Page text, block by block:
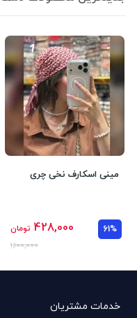
مینی اسکارف نخی چری
61%
428,000 تومان
1,100,000
خدمات مشتریان